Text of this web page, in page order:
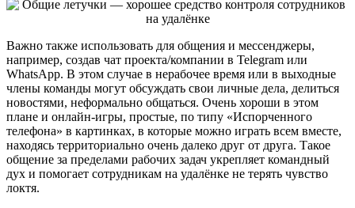
Важно также использовать для общения и мессенджеры,
например, создав чат проекта/компании в Telegram или
WhatsApp. В этом случае в нерабочее время или в выходные
члены команды могут обсуждать свои личные дела, делиться
новостями, неформально общаться. Очень хороши в этом
плане и онлайн-игры, простые, по типу «Испорченного
телефона» в картинках, в которые можно играть всем вместе,
находясь территориально очень далеко друг от друга. Такое
общение за пределами рабочих задач укрепляет командный
дух и помогает сотрудникам на удалёнке не терять чувство
локтя.